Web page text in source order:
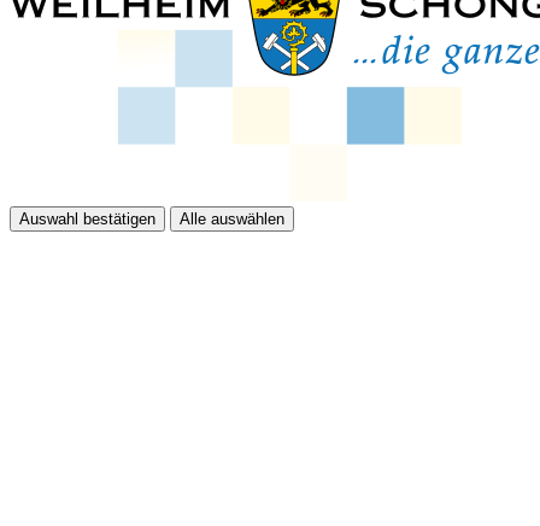
Auswahl bestätigen Alle auswählen